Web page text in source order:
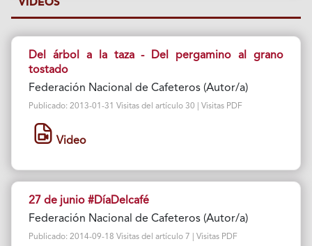
VIDEOS
Del árbol a la taza - Del pergamino al grano
tostado
Federación Nacional de Cafeteros (Autor/a)
Publicado: 2013-01-31 Visitas del artículo 30 | Visitas PDF
Video
27 de junio #DíaDelcafé
Federación Nacional de Cafeteros (Autor/a)
Publicado: 2014-09-18 Visitas del artículo 7 | Visitas PDF